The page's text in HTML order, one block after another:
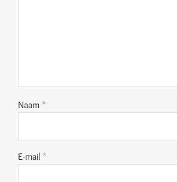
Naam *
E-mail *